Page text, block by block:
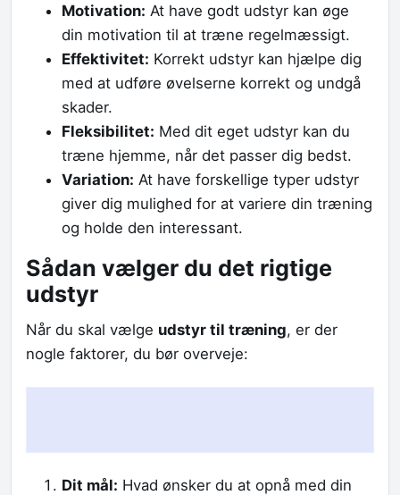
Motivation: At have godt udstyr kan øge
din motivation til at træne regelmæssigt.
Effektivitet: Korrekt udstyr kan hjælpe dig
med at udføre øvelserne korrekt og undgå
skader.
Fleksibilitet: Med dit eget udstyr kan du
træne hjemme, når det passer dig bedst.
Variation: At have forskellige typer udstyr
giver dig mulighed for at variere din træning
og holde den interessant.
Sådan vælger du det rigtige
udstyr
Når du skal vælge udstyr til træning, er der
nogle faktorer, du bør overveje:
Dit mål: Hvad ønsker du at opnå med din